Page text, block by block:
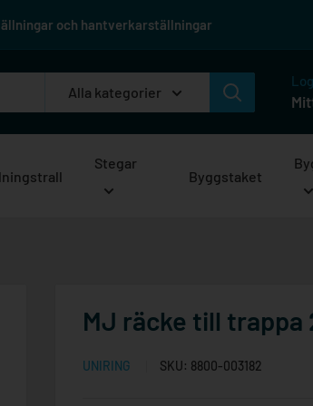
och hantverkarställningar
Alla kategorier
Stegar
Byggstaket
MJ räcke till trappa
UNIRING SKU: 8800-003182